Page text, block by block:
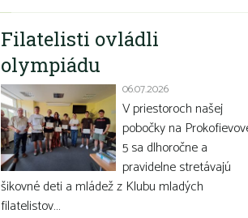
Filatelisti ovládli
olympiádu
06.07.2026
V priestoroch našej
pobočky na
5 sa dlhoročne a
pravidelne stretávajú
šikovné deti a mládež z Klubu mladých
filatelistov…